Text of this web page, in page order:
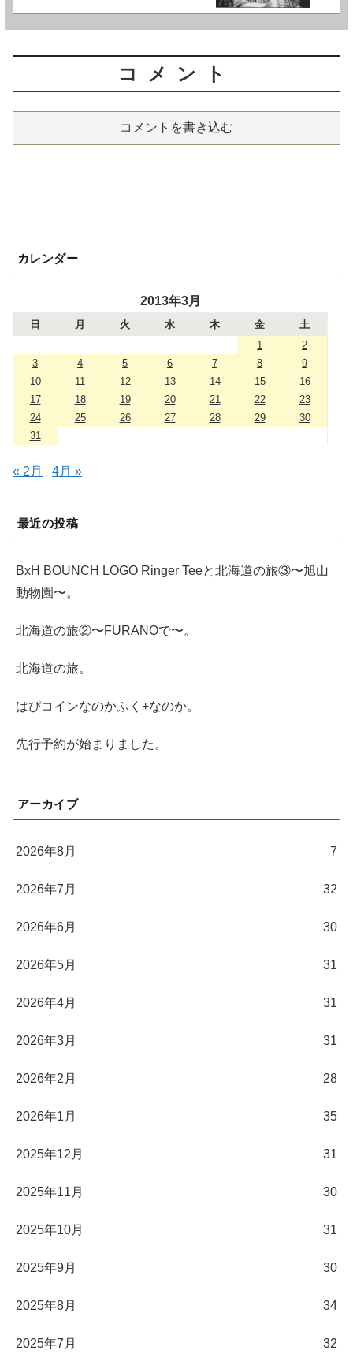
コメント
コメントを書き込む
カレンダー
2013年3月
日 月 火 水 木 金
土
1
2
3
4 5 6 7 8
9
10
11 12 13 14 15
16
17
18 19 20 21 22
23
24
25 26 27 28 29
30
31
« 2月 4月 »
最近の投稿
BxH BOUNCH LOGO Ringer Teeと北海道の旅③〜旭山
動物園〜。
北海道の旅②〜FURANOで〜。
北海道の旅。
はぴコインなのかふく+なのか。
先行予約が始まりました。
アーカイブ
2026年8月 7
2026年7月 32
2026年6月 30
2026年5月 31
2026年4月 31
2026年3月 31
2026年2月 28
2026年1月 35
2025年12月 31
2025年11月 30
2025年10月 31
2025年9月 30
2025年8月 34
2025年7月 32